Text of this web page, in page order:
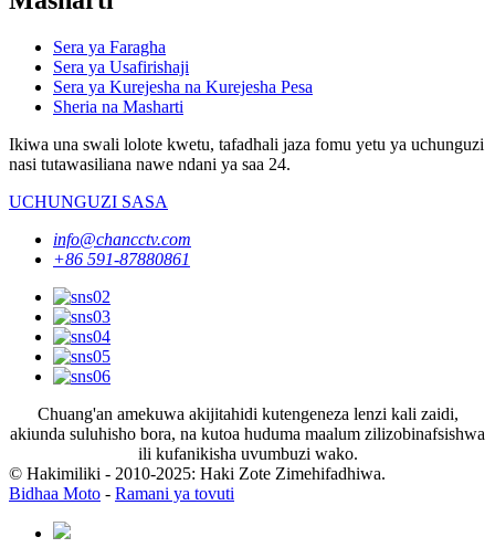
Sera ya Faragha
Sera ya Usafirishaji
Sera ya Kurejesha na Kurejesha Pesa
Sheria na Masharti
Ikiwa una swali lolote kwetu, tafadhali jaza fomu yetu ya uchunguzi
nasi tutawasiliana nawe ndani ya saa 24.
UCHUNGUZI SASA
info@chancctv.com
+86 591-87880861
Chuang'an amekuwa akijitahidi kutengeneza lenzi kali zaidi,
akiunda suluhisho bora, na kutoa huduma maalum zilizobinafsishwa
ili kufanikisha uvumbuzi wako.
© Hakimiliki - 2010-2025: Haki Zote Zimehifadhiwa.
Bidhaa Moto - Ramani ya tovuti